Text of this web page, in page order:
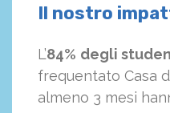
Il nostro
L’84% degli
frequentato Casa
almeno 3 mesi